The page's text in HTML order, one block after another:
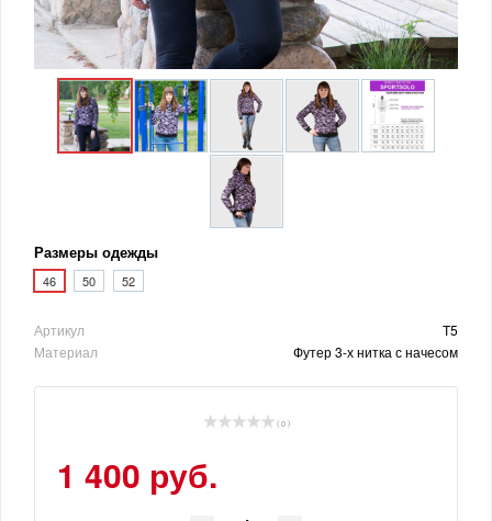
Размеры одежды
46 50 52
Артикул
Т5
Материал
Футер 3-х нитка с начесом
( 0 )
1 400 руб.